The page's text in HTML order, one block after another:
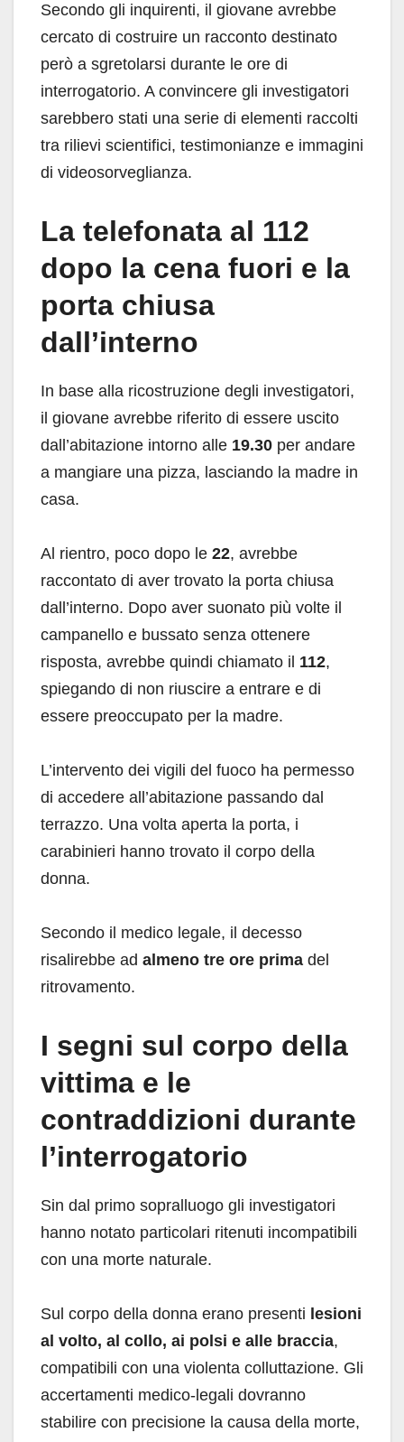
Secondo gli inquirenti, il giovane avrebbe
cercato di costruire un racconto destinato
però a sgretolarsi durante le ore di
interrogatorio. A convincere gli investigatori
sarebbero stati una serie di elementi raccolti
tra rilievi scientifici, testimonianze e immagini
di videosorveglianza.
La telefonata al 112
dopo la cena fuori e la
porta chiusa
dall’interno
In base alla ricostruzione degli investigatori,
il giovane avrebbe riferito di essere uscito
dall’abitazione intorno alle 19.30 per andare
a mangiare una pizza, lasciando la madre in
casa.
Al rientro, poco dopo le 22, avrebbe
raccontato di aver trovato la porta chiusa
dall’interno. Dopo aver suonato più volte il
campanello e bussato senza ottenere
risposta, avrebbe quindi chiamato il 112,
spiegando di non riuscire a entrare e di
essere preoccupato per la madre.
L’intervento dei vigili del fuoco ha permesso
di accedere all’abitazione passando dal
terrazzo. Una volta aperta la porta, i
carabinieri hanno trovato il corpo della
donna.
Secondo il medico legale, il decesso
risalirebbe ad almeno tre ore prima del
ritrovamento.
I segni sul corpo della
vittima e le
contraddizioni durante
l’interrogatorio
Sin dal primo sopralluogo gli investigatori
hanno notato particolari ritenuti incompatibili
con una morte naturale.
Sul corpo della donna erano presenti lesioni
al volto, al collo, ai polsi e alle braccia,
compatibili con una violenta colluttazione. Gli
accertamenti medico-legali dovranno
stabilire con precisione la causa della morte,